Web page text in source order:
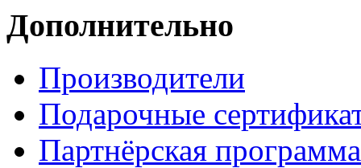
Дополнительно
Производители
Подарочные
Партнёрская программа